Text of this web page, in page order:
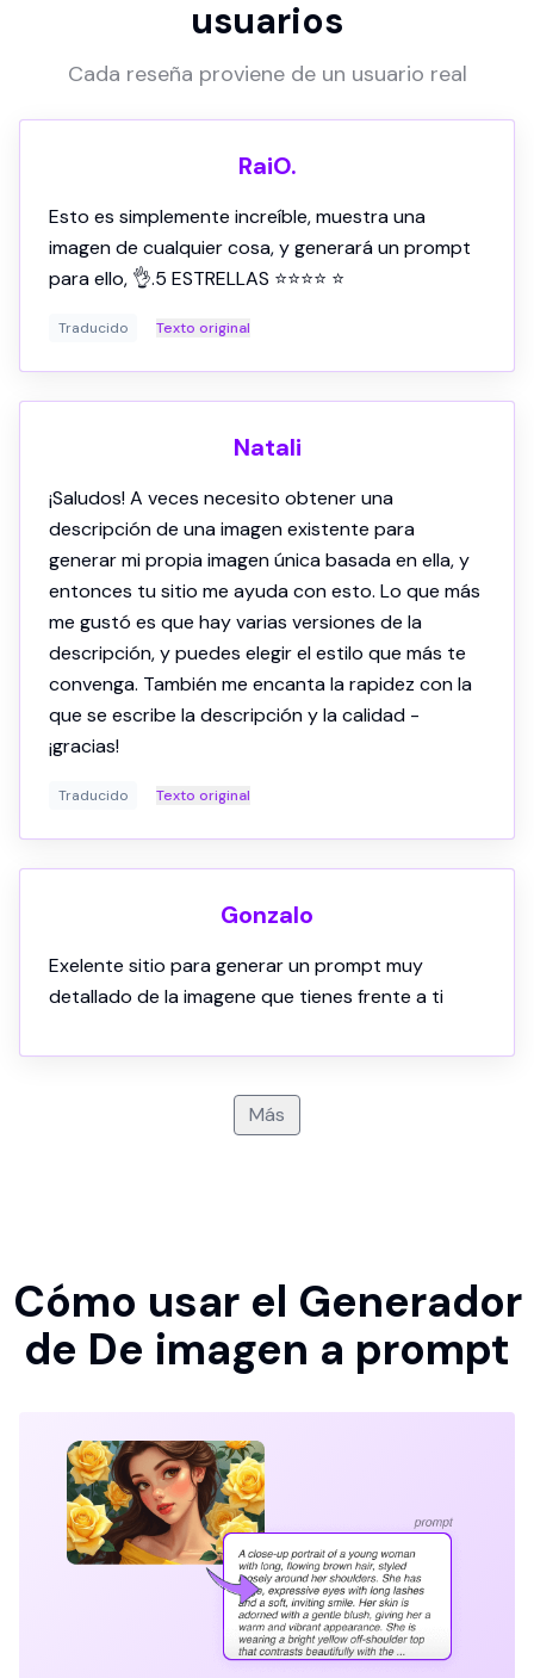
usuarios
Cada reseña proviene de un usuario real
RaiO.
Traducido Texto original
Natali
Traducido Texto original
Gonzalo
Más
Cómo usar el Generador
de De imagen a prompt